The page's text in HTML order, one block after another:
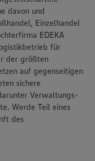
davon und
Einzelhandel
EDEKA
für
der größten
auf gegenseitigen
sichere
Verwaltungs-
Werde Teil eines
des